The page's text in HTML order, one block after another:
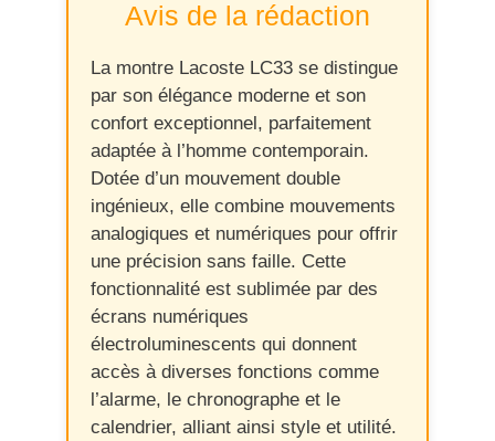
Avis de la rédaction
La montre Lacoste LC33 se distingue
par son élégance moderne et son
confort exceptionnel, parfaitement
adaptée à l’homme contemporain.
Dotée d’un mouvement double
ingénieux, elle combine mouvements
analogiques et numériques pour offrir
une précision sans faille. Cette
fonctionnalité est sublimée par des
écrans numériques
électroluminescents qui donnent
accès à diverses fonctions comme
l’alarme, le chronographe et le
calendrier, alliant ainsi style et utilité.